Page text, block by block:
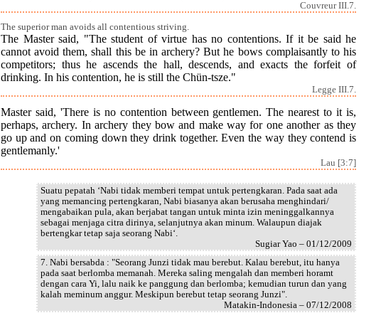
Couvreur III.7.
The superior man avoids all contentious striving.
The Master said, "The student of virtue has no contentions. If it be said he
cannot avoid them, shall this be in archery? But he bows complaisantly to his
competitors; thus he ascends the hall, descends, and exacts the forfeit of
drinking. In his contention, he is still the Chün-tsze."
Legge III.7.
Master said, 'There is no contention between gentlemen. The nearest to it is,
perhaps, archery. In archery they bow and make way for one another as they
go up and on coming down they drink together. Even the way they contend is
gentlemanly.'
Lau [3:7]
Suatu pepatah ‘Nabi tidak memberi tempat untuk pertengkaran. Pada saat ada
yang memancing pertengkaran, Nabi biasanya akan berusaha menghindari/
mengabaikan pula, akan berjabat tangan untuk minta izin meninggalkannya
sebagai menjaga citra dirinya, selanjutnya akan minum. Walaupun diajak
bertengkar tetap saja seorang Nabi‘.
Sugiar Yao – 01/12/2009
7. Nabi bersabda : "Seorang Junzi tidak mau berebut. Kalau berebut, itu hanya
pada saat berlomba memanah. Mereka saling mengalah dan memberi horamt
dengan cara Yi, lalu naik ke panggung dan berlomba; kemudian turun dan yang
kalah meminum anggur. Meskipun berebut tetap seorang Junzi".
Matakin-Indonesia – 07/12/2008